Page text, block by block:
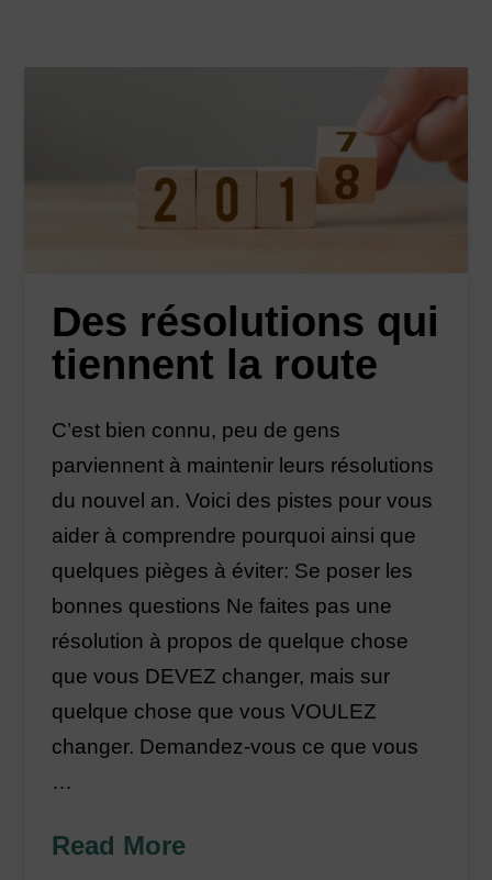
Des résolutions qui
tiennent la route
C’est bien connu, peu de gens
parviennent à maintenir leurs résolutions
du nouvel an. Voici des pistes pour vous
aider à comprendre pourquoi ainsi que
quelques pièges à éviter: Se poser les
bonnes questions Ne faites pas une
résolution à propos de quelque chose
que vous DEVEZ changer, mais sur
quelque chose que vous VOULEZ
changer. Demandez-vous ce que vous
…
Read More